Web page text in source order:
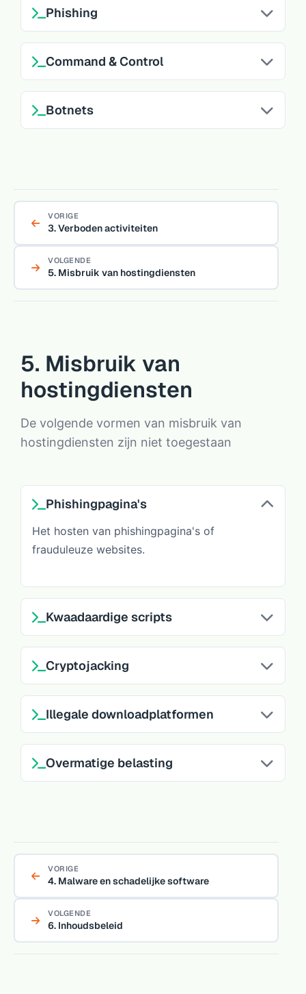
Phishing
Command & Control
Botnets
VORIGE
3. Verboden activiteiten
VOLGENDE
5. Misbruik van hostingdiensten
5. Misbruik van
hostingdiensten
De volgende vormen van misbruik van
hostingdiensten zijn niet toegestaan
Phishingpagina's
Het hosten van phishingpagina's of
frauduleuze websites.
Kwaadaardige scripts
Cryptojacking
Illegale downloadplatformen
Overmatige belasting
VORIGE
4. Malware en schadelijke software
VOLGENDE
6. Inhoudsbeleid